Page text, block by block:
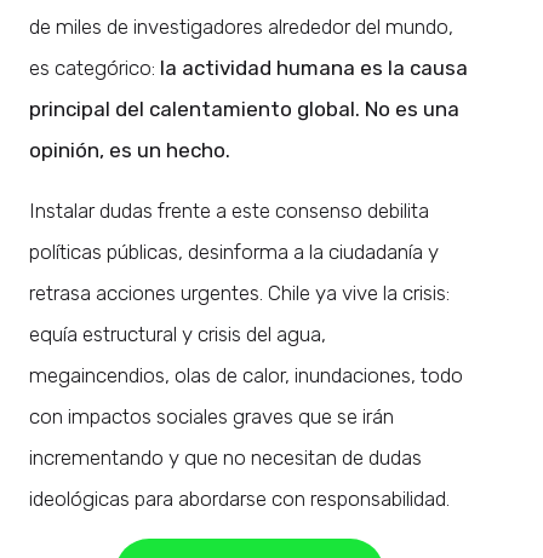
de miles de investigadores alrededor del mundo,
es categórico: la actividad humana es la causa
principal del calentamiento global. No es una
opinión, es un hecho.
Instalar dudas frente a este consenso debilita
políticas públicas, desinforma a la ciudadanía y
retrasa acciones urgentes. Chile ya vive la crisis:
equía estructural y crisis del agua,
megaincendios, olas de calor, inundaciones, todo
con impactos sociales graves que se irán
incrementando y que no necesitan de dudas
ideológicas para abordarse con responsabilidad.